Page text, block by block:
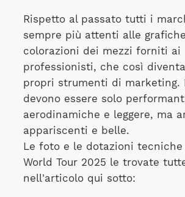
Rispetto al passato tutti i
sempre più attenti alle
colorazioni dei mezzi forniti ai
professionisti, che così
propri strumenti di marketing.
devono essere solo
aerodinamiche e leggere, ma
appariscenti e belle.
Le foto e le dotazioni
World Tour 2025 le trovate
nell'articolo qui sotto: